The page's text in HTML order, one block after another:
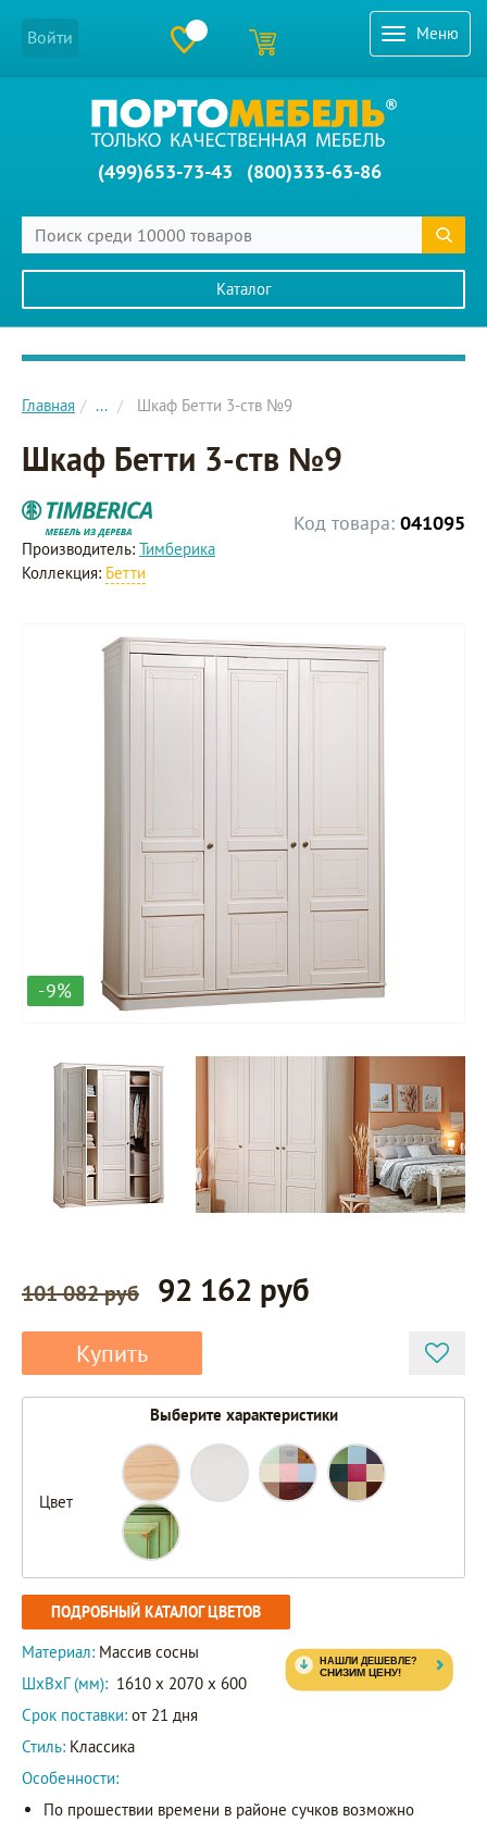
Меню
Войти
(499)653-73-43 (800)333-63-86
Каталог
Главное меню сайта
Главная ... Шкаф Бетти 3-ств №9
Шкаф Бетти 3-ств №9
Код товара: 041095
Производитель: Тимберика
Коллекция: Бетти
-9%
101 082 руб 92 162 руб
Купить
Выберите характеристики
Цвет
ПОДРОБНЫЙ КАТАЛОГ ЦВЕТОВ
Материал: Массив сосны
ШxВxГ (мм): 1610 x 2070 x 600
Срок поставки: от 21 дня
Стиль: Классика
Особенности:
По прошествии времени в районе сучков возможно